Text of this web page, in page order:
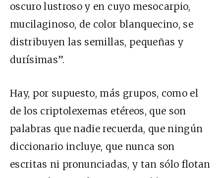
oscuro lustroso y en cuyo mesocarpio,
mucilaginoso, de color blanquecino, se
distribuyen las semillas, pequeñas y
durísimas”.
Hay, por supuesto, más grupos, como el
de los criptolexemas etéreos, que son
palabras que nadie recuerda, que ningún
diccionario incluye, que nunca son
escritas ni pronunciadas, y tan sólo flotan